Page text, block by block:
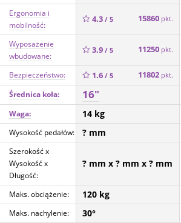
Ergonomia i
mobilność:
4.3 / 5 15860 pkt.
Wyposażenie
wbudowane:
3.9 / 5 11250 pkt.
Bezpieczeństwo: 1.6 / 5 11802 pkt.
Średnica koła: 16"
Waga: 14 kg
Wysokość pedałów: ? mm
Szerokość x
Wysokość x
Długość:
? mm x ? mm x ? mm
Maks. obciążenie: 120 kg
Maks. nachylenie: 30°